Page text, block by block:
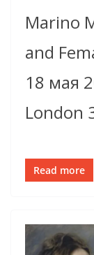
Marino
and
18 мая
London
Read more